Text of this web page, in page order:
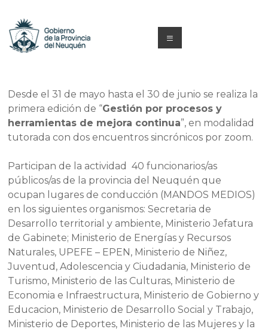
contenido
y
Formación
Neuquén
Menú
Desde el 31 de mayo hasta el 30 de junio se realiza la
primera edición de “Gestión por procesos y
herramientas de mejora continua”, en modalidad
tutorada con dos encuentros sincrónicos por zoom.
Participan de la actividad 40 funcionarios/as
públicos/as de la provincia del Neuquén que
ocupan lugares de conducción (MANDOS MEDIOS)
en los siguientes organismos: Secretaria de
Desarrollo territorial y ambiente, Ministerio Jefatura
de Gabinete; Ministerio de Energías y Recursos
Naturales, UPEFE – EPEN, Ministerio de Niñez,
Juventud, Adolescencia y Ciudadania, Ministerio de
Turismo, Ministerio de las Culturas, Ministerio de
Economia e Infraestructura, Ministerio de Gobierno y
Educacion, Ministerio de Desarrollo Social y Trabajo,
Ministerio de Deportes, Ministerio de las Mujeres y la